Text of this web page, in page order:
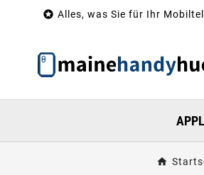
 Alles, was Sie für Ihr